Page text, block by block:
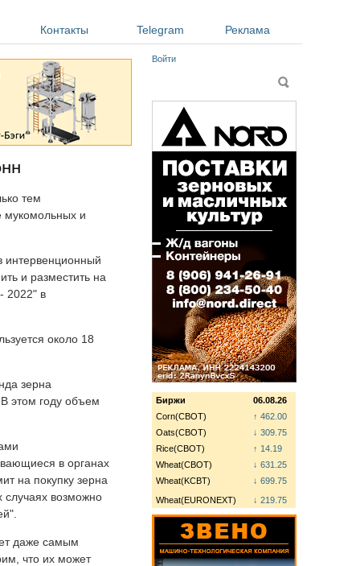
Контакты Telegram Реклама
тем
мукомольных и
интервенционный
и разместить на
2022" в
около 18
зерна
этом году объем
в органах
на покупку зерна
возможно
даже самым
что их может
Войти
Поиск
Биржи
06.08.26
Corn(CBOT)
↑ 462.00
Oats(CBOT)
↓ 309.75
Rice(CBOT)
↑ 14.19
Wheat(CBOT)
↓ 631.25
Wheat(KCBT)
↓ 699.75
Wheat(EURONEXT)
↓ 219.75